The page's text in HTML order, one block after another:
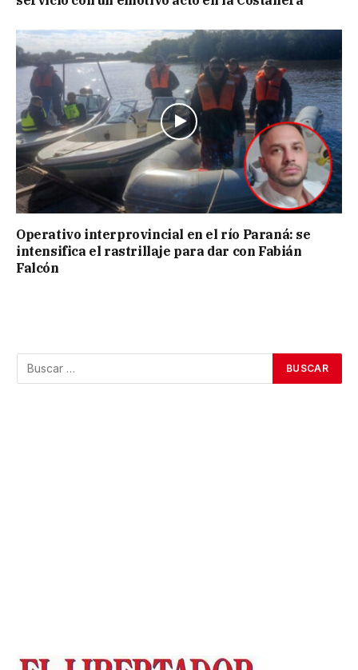
Operativo interprovincial en el río Paraná: se
intensifica el rastrillaje para dar con Fabián
Falcón